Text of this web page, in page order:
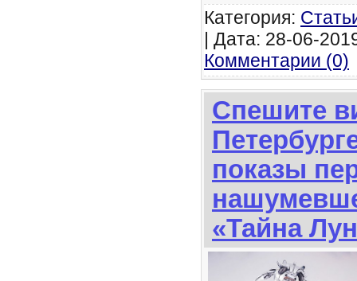
Категория:
| Дата: 28-06-
Комментарии (0)
Спешите
показы
«Тайна